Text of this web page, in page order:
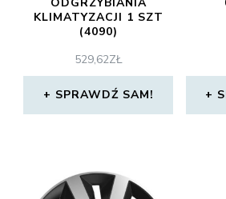
KLIMATYZACJI 1 SZT
(4090)
529,62ZŁ
SPRAWDŹ SAM!